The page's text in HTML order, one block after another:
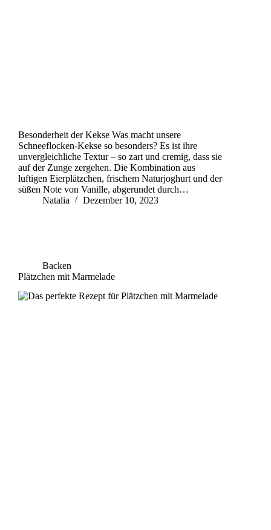
Besonderheit der Kekse Was macht unsere
Schneeflocken-Kekse so besonders? Es ist ihre
unvergleichliche Textur – so zart und cremig, dass sie
auf der Zunge zergehen. Die Kombination aus
luftigen Eierplätzchen, frischem Naturjoghurt und der
süßen Note von Vanille, abgerundet durch…
Natalia
Dezember 10, 2023
Backen
Plätzchen mit Marmelade